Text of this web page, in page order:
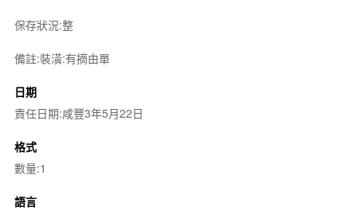
保存狀況:整
備註:裝潢:有摘由單
日期
責任日期:咸豐3年5月22日
格式
數量:1
語言